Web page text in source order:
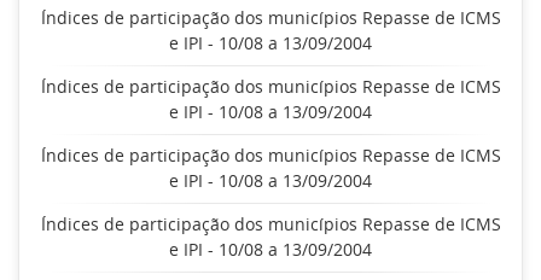
Índices de participação dos municípios Repasse de ICMS
e IPI - 10/08 a 13/09/2004
Índices de participação dos municípios Repasse de ICMS
e IPI - 10/08 a 13/09/2004
Índices de participação dos municípios Repasse de ICMS
e IPI - 10/08 a 13/09/2004
Índices de participação dos municípios Repasse de ICMS
e IPI - 10/08 a 13/09/2004